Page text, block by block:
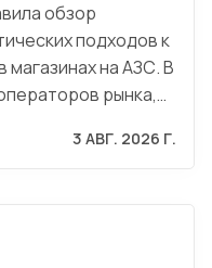
обзор
подходов к
магазинах на АЗС. В
рынка,…
3 АВГ. 2026 Г.